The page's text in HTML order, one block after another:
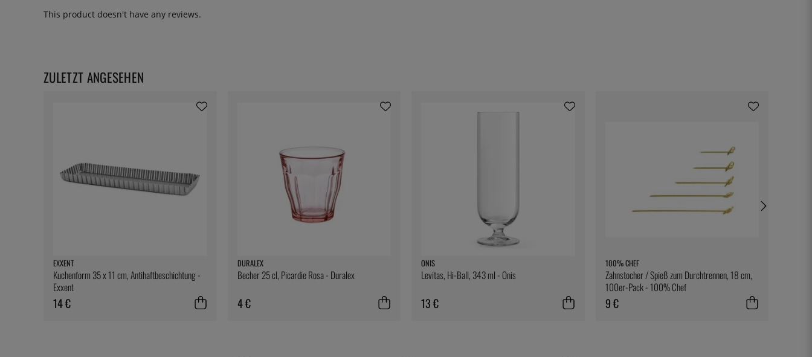
This product doesn't have any reviews.
ZULETZT ANGESEHEN
EXXENT
Kuchenform 35 x 11 cm, Antihaftbeschichtung -
Exxent
14 €
DURALEX
Becher 25 cl, Picardie Rosa - Duralex
4 €
ONIS
Levitas, Hi-Ball, 343 ml - Onis
13 €
100% CHEF
Zahnstocher / Spieß zum Durchtrennen, 18 cm,
100er-Pack - 100% Chef
9 €